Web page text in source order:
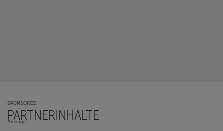
SPONSORED
PARTNERINHALTE
Anzeige